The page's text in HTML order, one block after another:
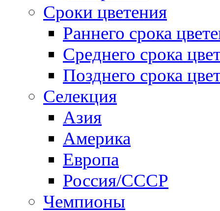
Сроки цветения
Раннего срока
Среднего срока
Позднего срока
Селекция
Азия
Америка
Европа
Россия/СССР
Чемпионы